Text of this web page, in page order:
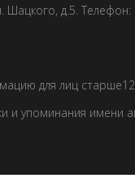
д.5.
для лиц старше12
и упоминания имени